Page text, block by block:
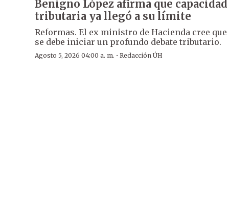
Benigno López afirma que capacidad
tributaria ya llegó a su límite
Reformas. El ex ministro de Hacienda cree que
se debe iniciar un profundo debate tributario.
Agosto 5, 2026 04:00 a. m. · Redacción ÚH